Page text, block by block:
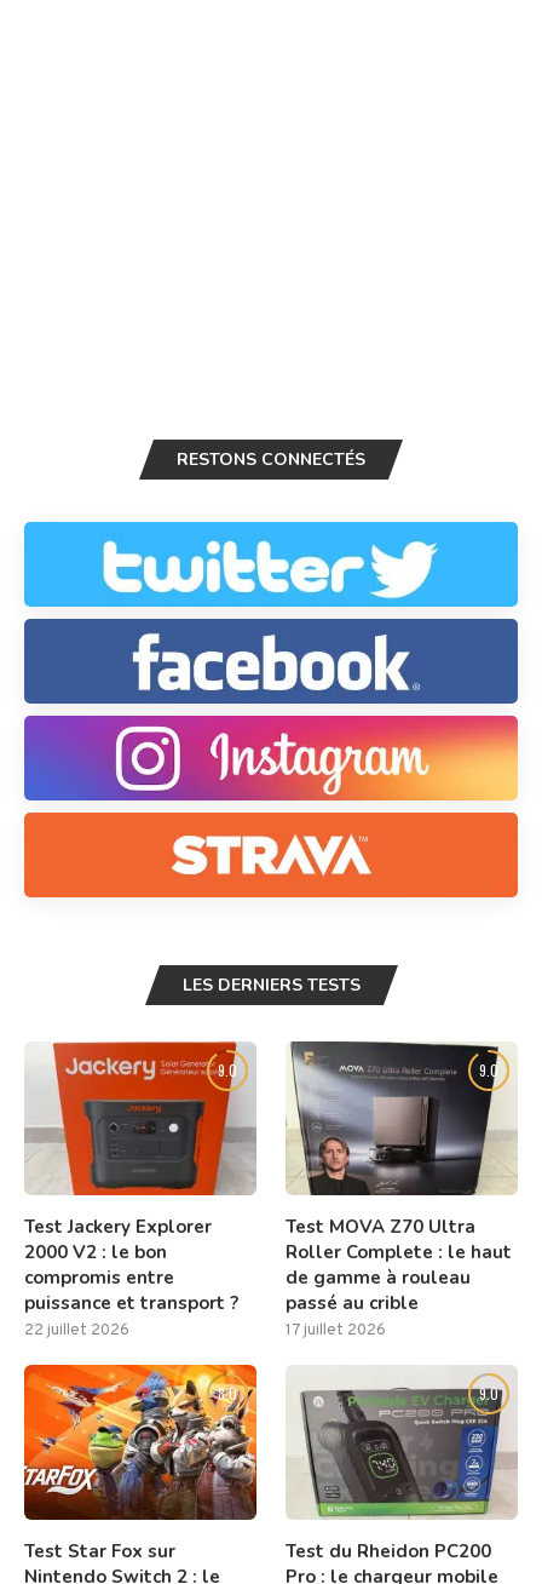
RESTONS CONNECTÉS
LES DERNIERS TESTS
9.0
Test Jackery Explorer
2000 V2 : le bon
compromis entre
puissance et transport ?
22 juillet 2026
9.0
Test MOVA Z70 Ultra
Roller Complete : le haut
de gamme à rouleau
passé au crible
17 juillet 2026
8.0
Test Star Fox sur
Nintendo Switch 2 : le
9.0
Test du Rheidon PC200
Pro : le chargeur mobile